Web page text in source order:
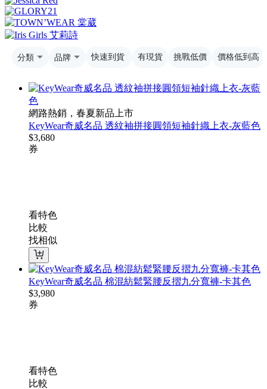
分類 品牌 快速到貨 有現貨 挑戰低價 價格低到高
網路熱銷，春夏新品上市
KeyWear奇威名品 透紋袖拼接圓領短袖針織上衣-灰藍色
$3,680
券
看特色
比較
找相似
KeyWear奇威名品 棉混紡鬆緊腰反摺九分寬褲-卡其色
$3,980
券
看特色
比較